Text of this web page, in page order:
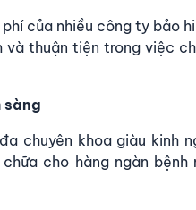
của nhiều công ty bảo
thuận tiện trong việc
sàng
chuyên khoagiàu kinh
cho hàng ngàn